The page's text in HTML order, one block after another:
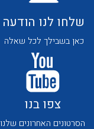
לכל מוצרי היצרן
שלחו לנו הודעה
כאן בשבילך לכל שאלה
צפו בנו
הסרטונים האחרונים שלנו